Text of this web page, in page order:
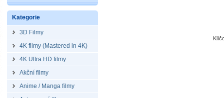
Kategorie
3D Filmy
4K filmy (Mastered in 4K)
4K Ultra HD filmy
Akční filmy
Anime / Manga filmy